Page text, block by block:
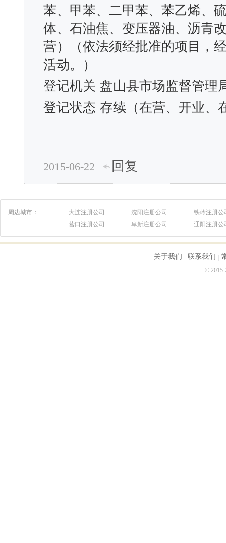
苯、甲苯、二甲苯、苯乙烯、
体、石油焦、变压器油、沥青
营）（依法须经批准的项目，
活动。）
登记机关 盘山县市场监督管理
登记状态 存续（在营、开业、
2015-06-22 回复
周边城市： 大连注册公司 沈阳注册公司
铁岭注册公
营口注册公司
阜新注册公司 辽阳注册公
关于我们 联系我们
© 2015-